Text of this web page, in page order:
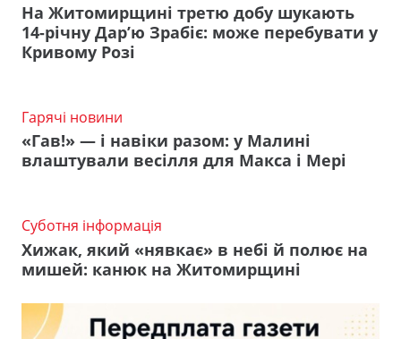
На Житомирщині третю добу шукають
14-річну Дар’ю Зрабіє: може перебувати у
Кривому Розі
Гарячі новини
«Гав!» — і навіки разом: у Малині
влаштували весілля для Макса і Мері
Суботня інформація
Хижак, який «нявкає» в небі й полює на
мишей: канюк на Житомирщині